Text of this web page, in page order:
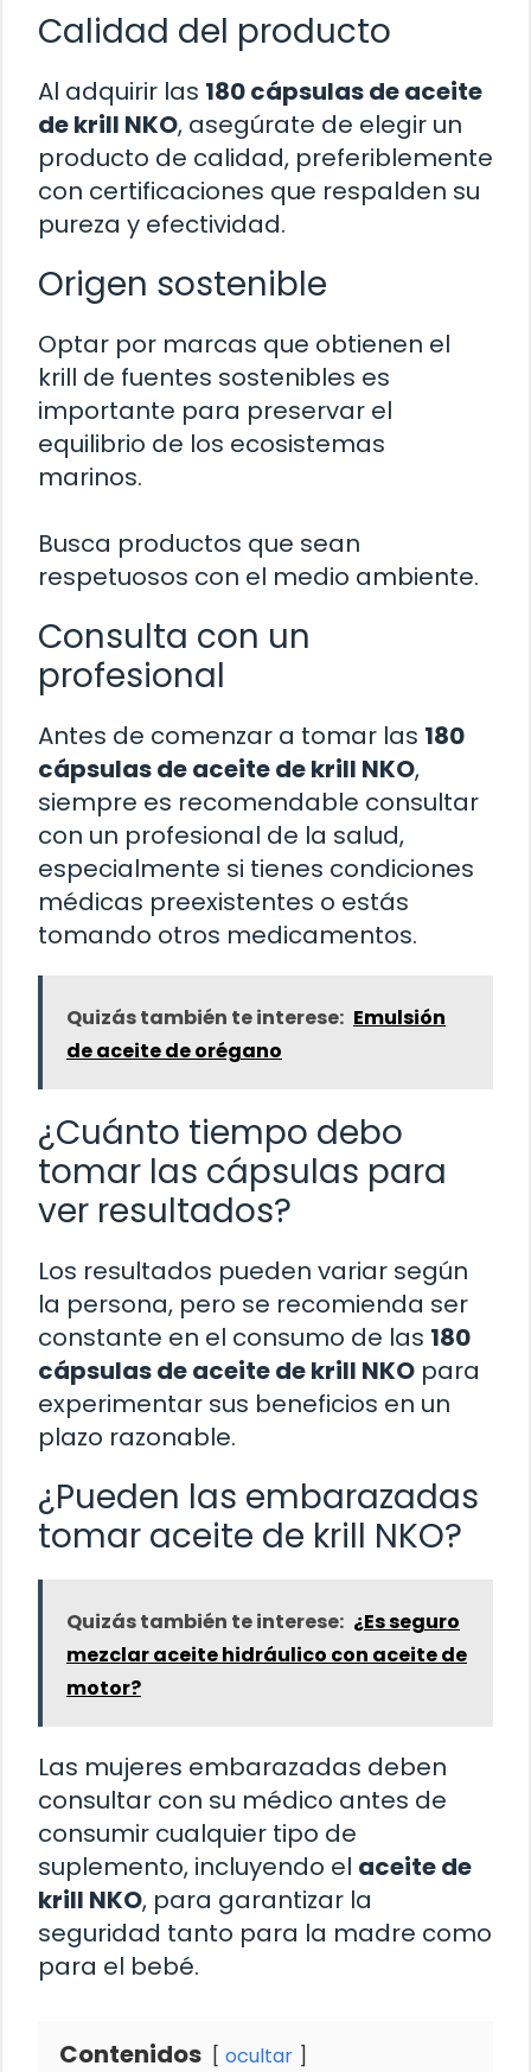
Calidad del producto
Al adquirir las 180 cápsulas de aceite
de krill NKO, asegúrate de elegir un
producto de calidad, preferiblemente
con certificaciones que respalden su
pureza y efectividad.
Origen sostenible
Optar por marcas que obtienen el
krill de fuentes sostenibles es
importante para preservar el
equilibrio de los ecosistemas
marinos.
Busca productos que sean
respetuosos con el medio ambiente.
Consulta con un
profesional
Antes de comenzar a tomar las 180
cápsulas de aceite de krill NKO,
siempre es recomendable consultar
con un profesional de la salud,
especialmente si tienes condiciones
médicas preexistentes o estás
tomando otros medicamentos.
Quizás también te interese: Emulsión
de aceite de orégano
¿Cuánto tiempo debo
tomar las cápsulas para
ver resultados?
Los resultados pueden variar según
la persona, pero se recomienda ser
constante en el consumo de las 180
cápsulas de aceite de krill NKO para
experimentar sus beneficios en un
plazo razonable.
¿Pueden las embarazadas
tomar aceite de krill NKO?
Quizás también te interese: ¿Es seguro
mezclar aceite hidráulico con aceite de
motor?
Las mujeres embarazadas deben
consultar con su médico antes de
consumir cualquier tipo de
suplemento, incluyendo el aceite de
krill NKO, para garantizar la
seguridad tanto para la madre como
para el bebé.
Contenidos ocultar